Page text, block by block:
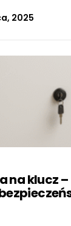
2025
na klucz –